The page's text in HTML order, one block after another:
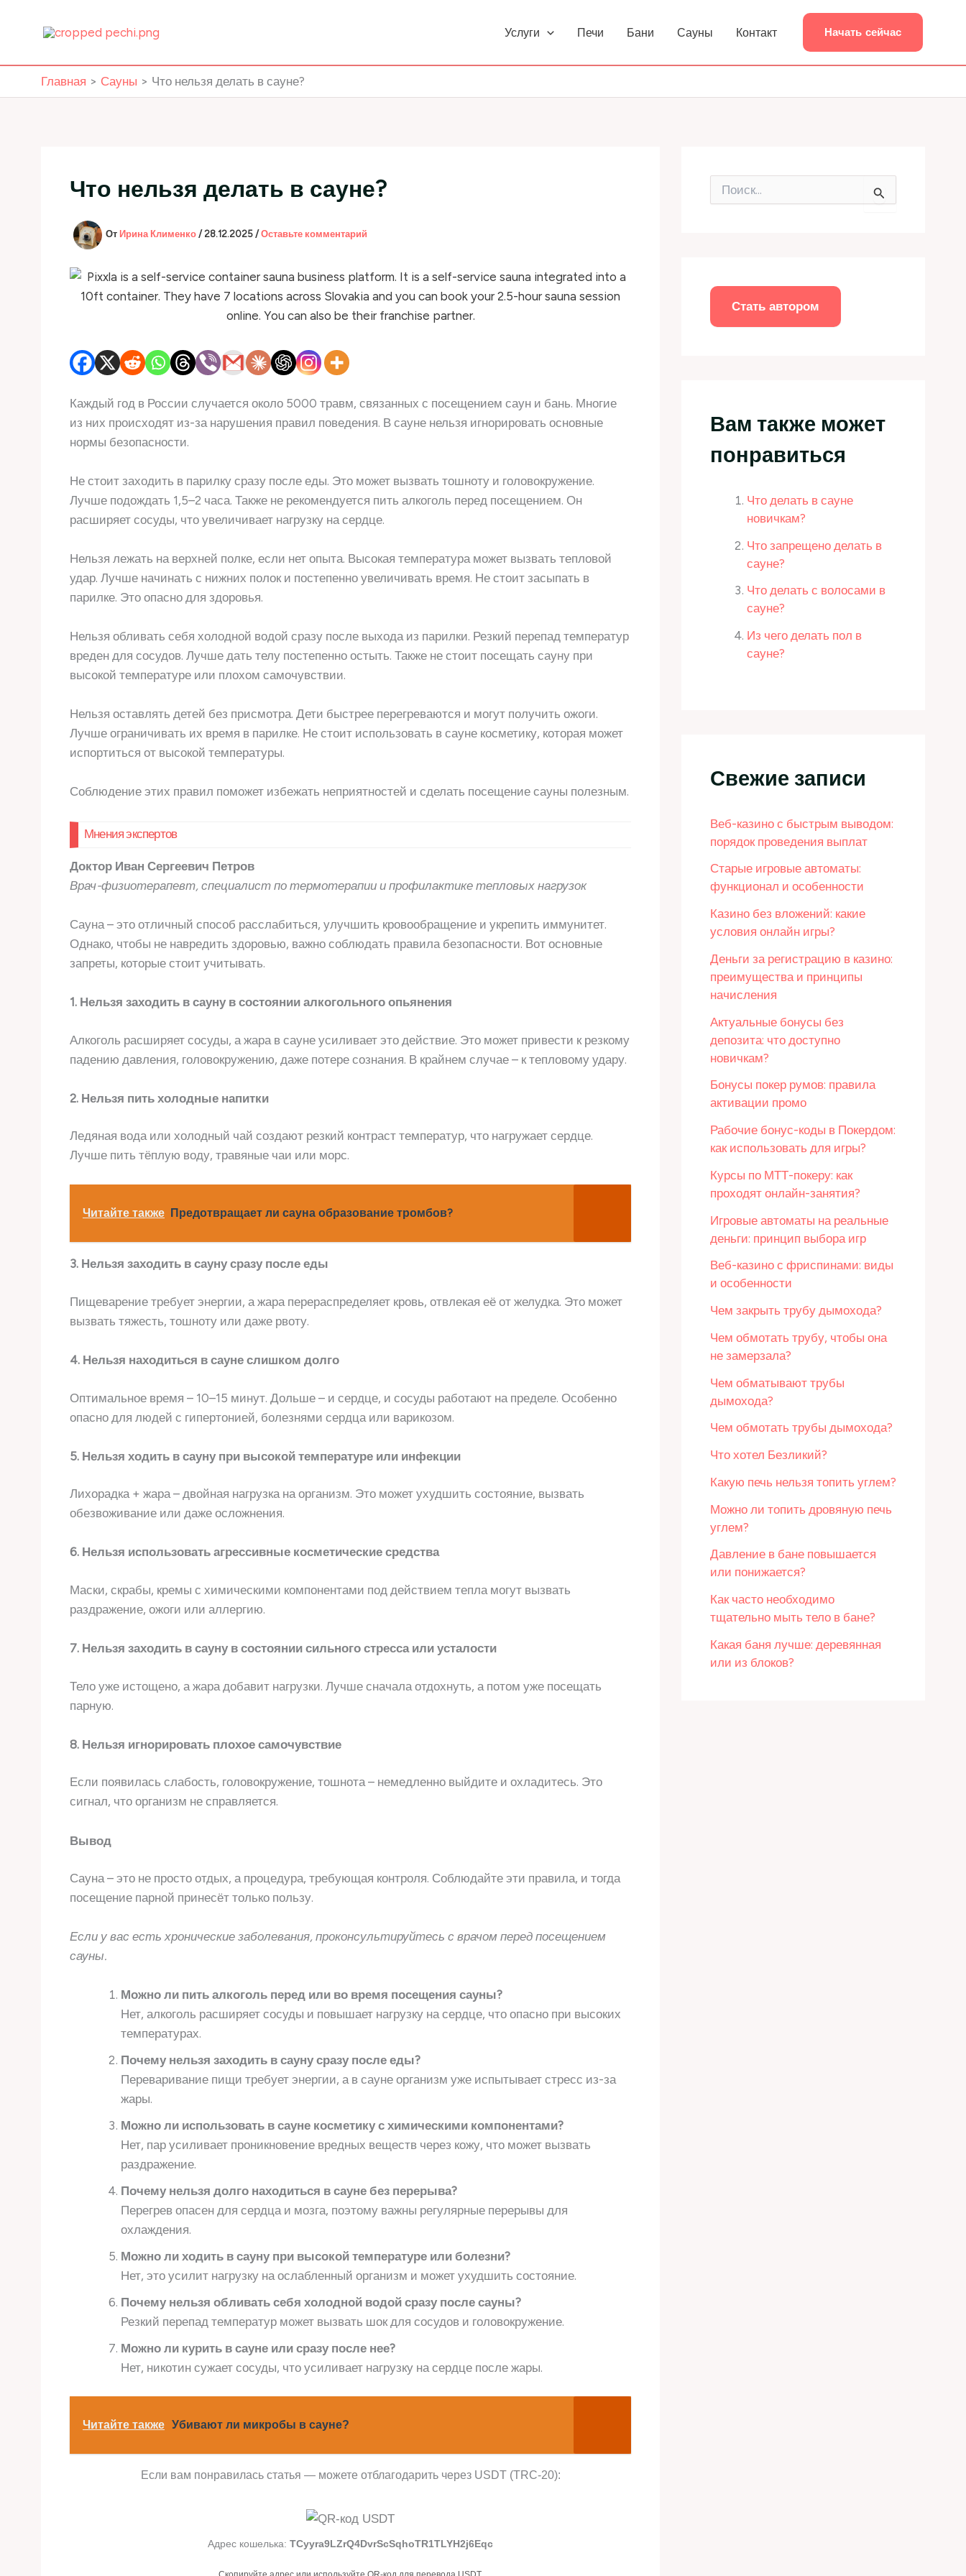
Услуги Печи Бани Сауны Контакт Начать сейчас
Главная Сауны Что нельзя делать в сауне?
Что нельзя делать в сауне?
От Ирина Клименко / 28.12.2025 / Оставьте комментарий
Каждый год в России случается около 5000 травм, связанных с посещением саун и бань. Многие
из них происходят из-за нарушения правил поведения. В сауне нельзя игнорировать основные
нормы безопасности.
Не стоит заходить в парилку сразу после еды. Это может вызвать тошноту и головокружение.
Лучше подождать 1,5–2 часа. Также не рекомендуется пить алкоголь перед посещением. Он
расширяет сосуды, что увеличивает нагрузку на сердце.
Нельзя лежать на верхней полке, если нет опыта. Высокая температура может вызвать тепловой
удар. Лучше начинать с нижних полок и постепенно увеличивать время. Не стоит засыпать в
парилке. Это опасно для здоровья.
Нельзя обливать себя холодной водой сразу после выхода из парилки. Резкий перепад температур
вреден для сосудов. Лучше дать телу постепенно остыть. Также не стоит посещать сауну при
высокой температуре или плохом самочувствии.
Нельзя оставлять детей без присмотра. Дети быстрее перегреваются и могут получить ожоги.
Лучше ограничивать их время в парилке. Не стоит использовать в сауне косметику, которая может
испортиться от высокой температуры.
Соблюдение этих правил поможет избежать неприятностей и сделать посещение сауны полезным.
Мнения экспертов
Доктор Иван Сергеевич Петров
Врач-физиотерапевт, специалист по термотерапии и профилактике тепловых нагрузок
Сауна – это отличный способ расслабиться, улучшить кровообращение и укрепить иммунитет.
Однако, чтобы не навредить здоровью, важно соблюдать правила безопасности. Вот основные
запреты, которые стоит учитывать.
1. Нельзя заходить в сауну в состоянии алкогольного опьянения
Алкоголь расширяет сосуды, а жара в сауне усиливает это действие. Это может привести к резкому
падению давления, головокружению, даже потере сознания. В крайнем случае – к тепловому удару.
2. Нельзя пить холодные напитки
Ледяная вода или холодный чай создают резкий контраст температур, что нагружает сердце.
Лучше пить тёплую воду, травяные чаи или морс.
Читайте также Предотвращает ли сауна образование тромбов?
3. Нельзя заходить в сауну сразу после еды
Пищеварение требует энергии, а жара перераспределяет кровь, отвлекая её от желудка. Это может
вызвать тяжесть, тошноту или даже рвоту.
4. Нельзя находиться в сауне слишком долго
Оптимальное время – 10–15 минут. Дольше – и сердце, и сосуды работают на пределе. Особенно
опасно для людей с гипертонией, болезнями сердца или варикозом.
5. Нельзя ходить в сауну при высокой температуре или инфекции
Лихорадка + жара – двойная нагрузка на организм. Это может ухудшить состояние, вызвать
обезвоживание или даже осложнения.
6. Нельзя использовать агрессивные косметические средства
Маски, скрабы, кремы с химическими компонентами под действием тепла могут вызвать
раздражение, ожоги или аллергию.
7. Нельзя заходить в сауну в состоянии сильного стресса или усталости
Тело уже истощено, а жара добавит нагрузки. Лучше сначала отдохнуть, а потом уже посещать
парную.
8. Нельзя игнорировать плохое самочувствие
Если появилась слабость, головокружение, тошнота – немедленно выйдите и охладитесь. Это
сигнал, что организм не справляется.
Вывод
Сауна – это не просто отдых, а процедура, требующая контроля. Соблюдайте эти правила, и тогда
посещение парной принесёт только пользу.
Если у вас есть хронические заболевания, проконсультируйтесь с врачом перед посещением
сауны.
Можно ли пить алкоголь перед или во время посещения сауны?
Нет, алкоголь расширяет сосуды и повышает нагрузку на сердце, что опасно при высоких
температурах.
Почему нельзя заходить в сауну сразу после еды?
Переваривание пищи требует энергии, а в сауне организм уже испытывает стресс из-за
жары.
Можно ли использовать в сауне косметику с химическими компонентами?
Нет, пар усиливает проникновение вредных веществ через кожу, что может вызвать
раздражение.
Почему нельзя долго находиться в сауне без перерыва?
Перегрев опасен для сердца и мозга, поэтому важны регулярные перерывы для
охлаждения.
Можно ли ходить в сауну при высокой температуре или болезни?
Нет, это усилит нагрузку на ослабленный организм и может ухудшить состояние.
Почему нельзя обливать себя холодной водой сразу после сауны?
Резкий перепад температур может вызвать шок для сосудов и головокружение.
Можно ли курить в сауне или сразу после нее?
Нет, никотин сужает сосуды, что усиливает нагрузку на сердце после жары.
Читайте также Убивают ли микробы в сауне?
Если вам понравилась статья — можете отблагодарить через USDT (TRC-20):
Адрес кошелька: TCyyra9LZrQ4DvrScSqhoTR1TLYH2j6Eqc
Стать автором
Вам также может
понравиться
Что делать в сауне
новичкам?
Что запрещено делать в
сауне?
Что делать с волосами в
сауне?
Из чего делать пол в
сауне?
Свежие записи
Веб-казино с быстрым выводом:
порядок проведения выплат
Старые игровые автоматы:
функционал и особенности
Казино без вложений: какие
условия онлайн игры?
Деньги за регистрацию в казино:
преимущества и принципы
начисления
Актуальные бонусы без
депозита: что доступно
новичкам?
Бонусы покер румов: правила
активации промо
Рабочие бонус-коды в Покердом:
как использовать для игры?
Курсы по МТТ-покеру: как
проходят онлайн-занятия?
Игровые автоматы на реальные
деньги: принцип выбора игр
Веб-казино с фриспинами: виды
и особенности
Чем закрыть трубу дымохода?
Чем обмотать трубу, чтобы она
не замерзала?
Чем обматывают трубы
дымохода?
Чем обмотать трубы дымохода?
Что хотел Безликий?
Какую печь нельзя топить углем?
Можно ли топить дровяную печь
углем?
Давление в бане повышается
или понижается?
Как часто необходимо
тщательно мыть тело в бане?
Какая баня лучше: деревянная
или из блоков?